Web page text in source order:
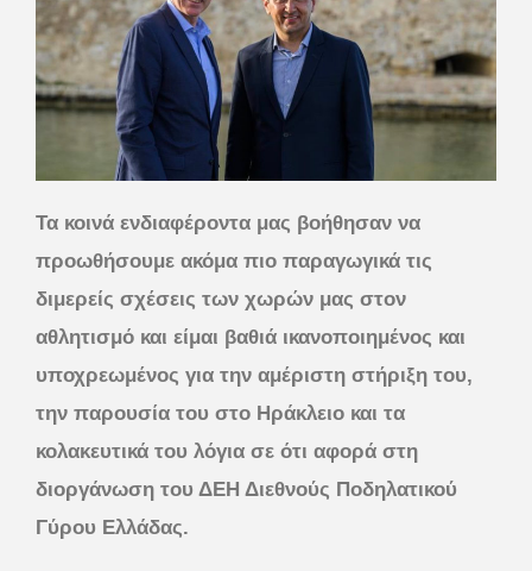
Τα κοινά ενδιαφέροντα μας βοήθησαν να
προωθήσουμε ακόμα πιο παραγωγικά τις
διμερείς σχέσεις των χωρών μας στον
αθλητισμό και είμαι βαθιά ικανοποιημένος και
υποχρεωμένος για την αμέριστη στήριξη του,
την παρουσία του στο Ηράκλειο και τα
κολακευτικά του λόγια σε ότι αφορά στη
διοργάνωση του ΔΕΗ Διεθνούς Ποδηλατικού
Γύρου Ελλάδας.